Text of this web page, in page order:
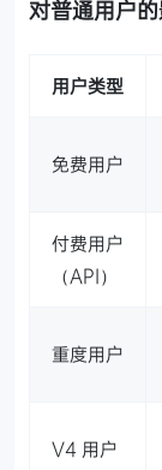
对普通用户
用户类型
免费用户
付费用户
（API）
重度用户
V4 用户